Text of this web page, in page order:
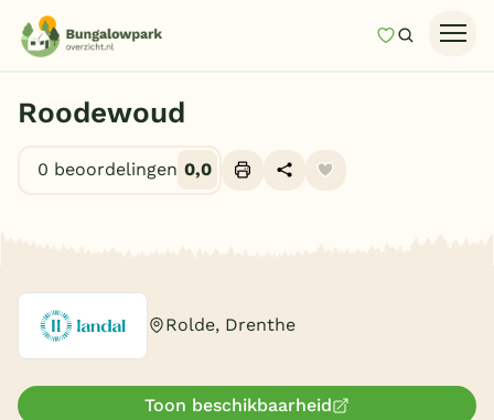
MijnZoeken
Last minutes
Top 12 aanbiedingen
Vakantiepark keuzehulp
Roodewoud
0 beoordelingen 0,0
Rolde, Drenthe
Toon beschikbaarheid